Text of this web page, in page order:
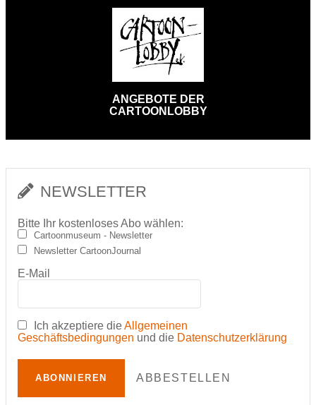
ANGEBOTE DER
CARTOONLOBBY
NEWSLETTER
Bitte Ihr kostenloses Abo wählen:
Cartoonmuseum - Newsletter
Newsletter CartoonJournal
E-Mail
Ich akzeptiere dieAllgemeinen
Geschäftsbedingungen und die Datenschutzerklärung
ABONNIEREN ABBESTELLEN